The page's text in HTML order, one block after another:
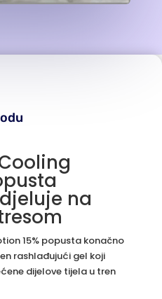
na
15% popusta konačno
rashlađujući gel koji
dijelove tijela u tren